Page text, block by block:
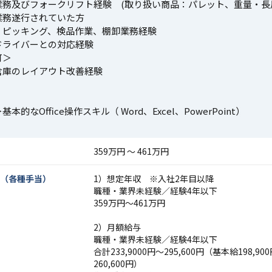
及びフォークリフト経験 (取り扱い商品：パレット、重量・長
遂行されていた方
ッキング、検品作業、棚卸業務経験
イバーとの対応経験
のレイアウト改善経験
本的なOffice操作スキル（ Word、Excel、PowerPoint）
359万円 〜 461万円
各種手当）
1）想定年収 ※入社2年目以降
職種・業界未経験／経験4年以下
359万円～461万円
2）月額給与
職種・業界未経験／経験4年以下
合計233,9000円～295,600円（基本給198,900
260,600円）